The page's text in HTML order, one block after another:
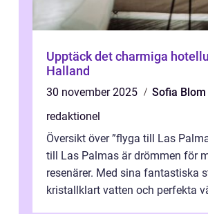
Upptäck det charmiga
Halland
30 november 2025
Sofia Blom
redaktionel
Översikt över ”flyga till Las
till Las Palmas är drömmen för
resenärer. Med sina fantastiska
kristallklart vatten och perfekta